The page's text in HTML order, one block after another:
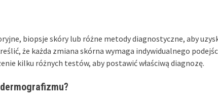
biopsje skóry lub różne metody diagnostyczne, aby
że każda zmiana skórna wymaga indywidualnego
kilku różnych testów, aby postawić właściwą diagnozę.